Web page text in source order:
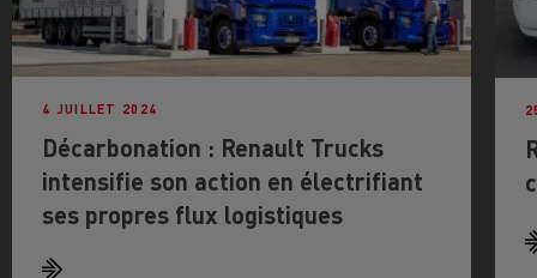
4 JUILLET 2024
Décarbonation : Renault Trucks
intensifie son action en électrifiant
ses propres flux logistiques